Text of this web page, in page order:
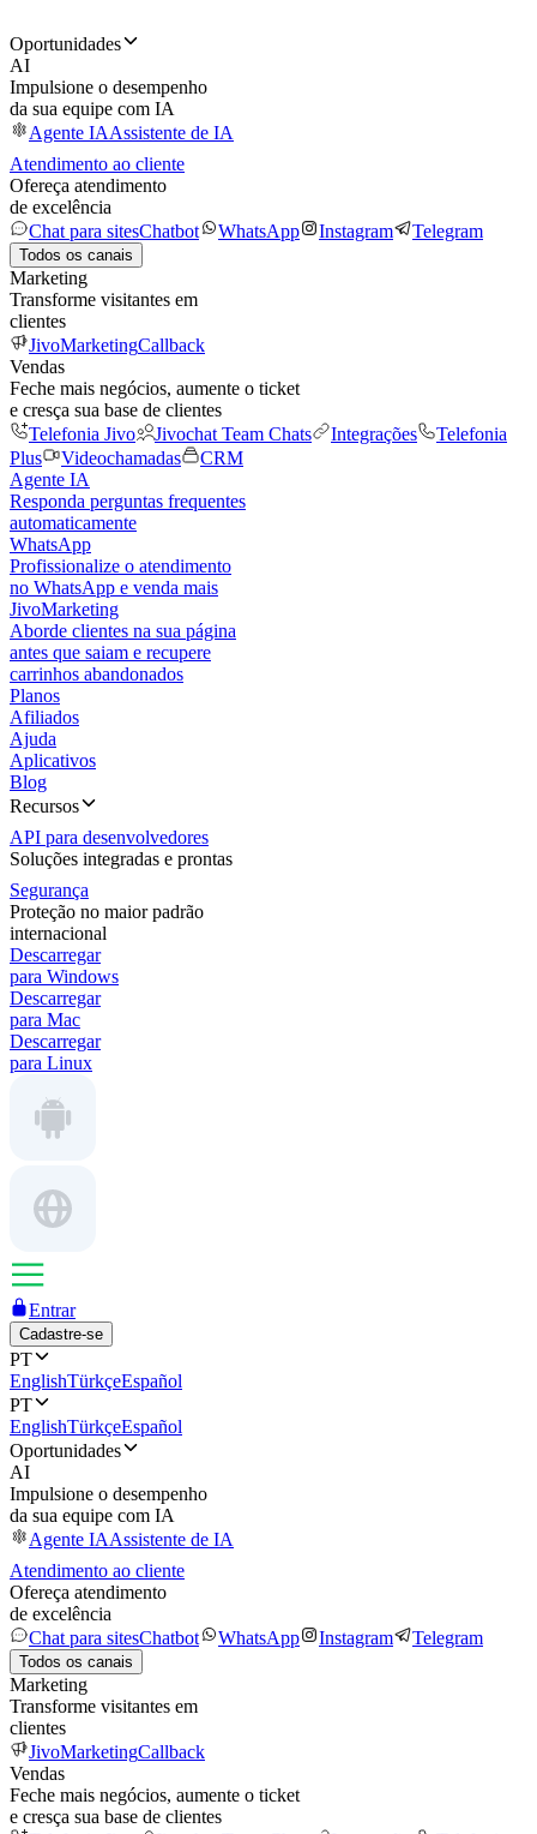
Oportunidades
AI
Impulsione o desempenho
da sua equipe com IA
Agente IAAssistente de IA
Atendimento ao cliente
Ofereça atendimento
de excelência
Chat para sitesChatbot WhatsApp Instagram Telegram
Todos os canais
Marketing
Transforme visitantes em
clientes
JivoMarketingCallback
Vendas
Feche mais negócios, aumente o ticket
e cresça sua base de clientes
Telefonia Jivo
Jivochat Team Chats Integrações
Telefonia
Plus
Videochamadas
CRM
Agente IA
Responda perguntas frequentes
automaticamente
WhatsApp
Profissionalize o atendimento
no WhatsApp e venda mais
JivoMarketing
Aborde clientes na sua página
antes que saiam e recupere
carrinhos abandonados
Planos
Afiliados
Ajuda
Aplicativos
Blog
Recursos
API para desenvolvedores
Soluções integradas e prontas
Segurança
Proteção no maior padrão
internacional
Descarregar
para Windows
Descarregar
para Mac
Descarregar
para Linux
Entrar
Cadastre-se
PT
EnglishTürkçeEspañol
PT
EnglishTürkçeEspañol
Oportunidades
AI
Impulsione o desempenho
da sua equipe com IA
Agente IAAssistente de IA
Atendimento ao cliente
Ofereça atendimento
de excelência
Chat para sitesChatbot WhatsApp Instagram Telegram
Todos os canais
Marketing
Transforme visitantes em
clientes
JivoMarketingCallback
Vendas
Feche mais negócios, aumente o ticket
e cresça sua base de clientes